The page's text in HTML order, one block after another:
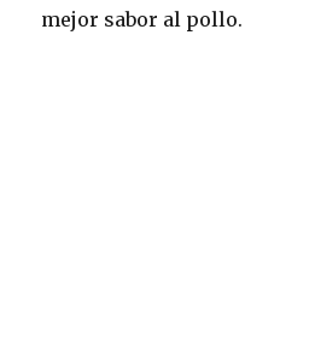
mejor sabor al pollo.